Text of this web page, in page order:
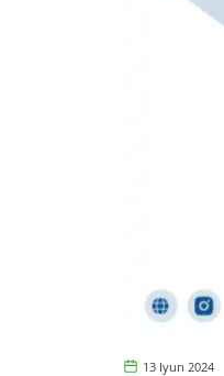
13 Iyun 2024